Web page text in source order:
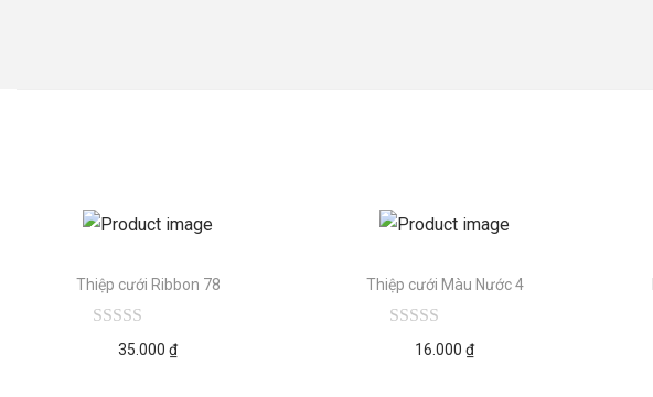
Thiệp cưới Ribbon 78
35.000₫
Thiệp cưới Màu Nước 4
16.000₫